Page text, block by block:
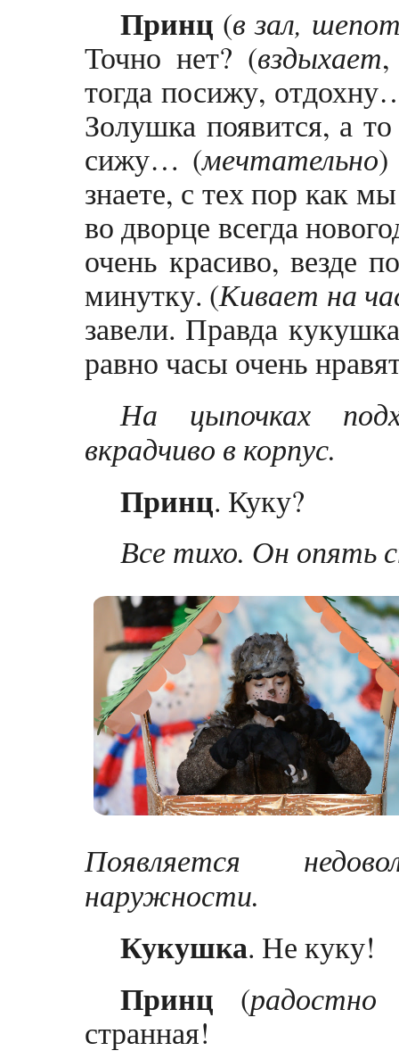
Принц (в зал,
Точно нет? (вздыхает
тогда посижу,
Золушка появится, а
сижу… (мечтательно)
знаете, с тех пор как
во дворце всегда
очень красиво, везде
минутку. (Кивает на
завели. Правда
равно часы очень
На цыпочках
вкрадчиво в корпус.
Принц. Куку?
Все тихо. Он опять
Появляется
наружности.
Кукушка. Не куку!
Принц (
странная!